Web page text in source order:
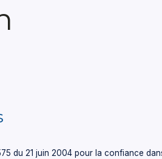
du 21 juin 2004 pour la confiance